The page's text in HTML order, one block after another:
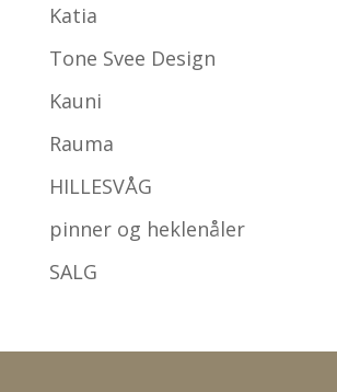
Katia
Tone Svee Design
Kauni
Rauma
HILLESVÅG
pinner og heklenåler
SALG